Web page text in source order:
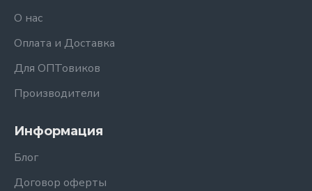
О нас
Оплата и Доставка
Для ОПТовиков
Производители
Информация
Блог
Договор оферты